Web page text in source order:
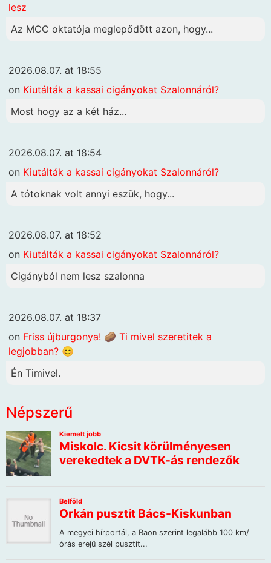
lesz
Az MCC oktatója meglepődött azon, hogy...
2026.08.07. at 18:55
on Kiutálták a kassai cigányokat Szalonnáról?
Most hogy az a két ház...
2026.08.07. at 18:54
on Kiutálták a kassai cigányokat Szalonnáról?
A tótoknak volt annyi eszük, hogy...
2026.08.07. at 18:52
on Kiutálták a kassai cigányokat Szalonnáról?
Cigányból nem lesz szalonna
2026.08.07. at 18:37
on Friss újburgonya! 🥔 Ti mivel szeretitek a
legjobban? 😊
Én Timivel.
Népszerű